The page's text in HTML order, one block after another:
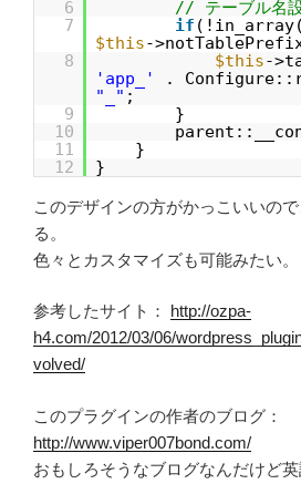
6
// テーブル名
7
if (!in_array(
$this-
8
$this-
'app_'
.
"_" ;
9
}
10
11
}
12
}
このデザインの方がかっこいいの
る。
色々とカスタマイズも可能みたい。
参考したサイト： http://ozpa-
h4.com/2012/03/06/
volved/
このプラグインの作者のブログ：
http://www.viper007bond.com/
おもしろそうなブログなんだけど